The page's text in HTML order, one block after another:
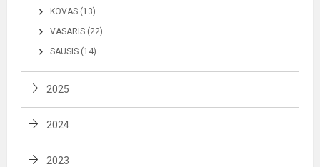
KOVAS (13)
VASARIS (22)
SAUSIS (14)
2025
2024
2023